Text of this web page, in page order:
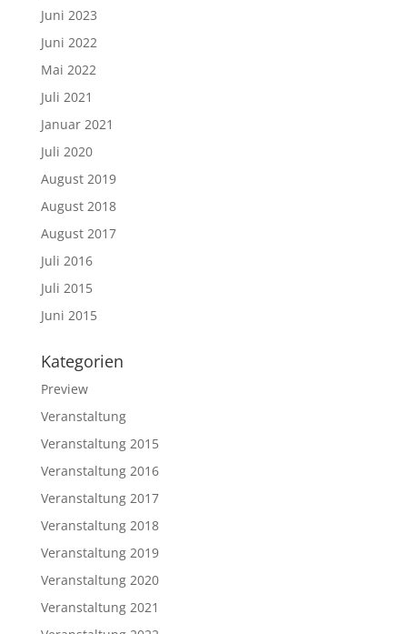
Juni 2023
Juni 2022
Mai 2022
Juli 2021
Januar 2021
Juli 2020
August 2019
August 2018
August 2017
Juli 2016
Juli 2015
Juni 2015
Kategorien
Preview
Veranstaltung
Veranstaltung 2015
Veranstaltung 2016
Veranstaltung 2017
Veranstaltung 2018
Veranstaltung 2019
Veranstaltung 2020
Veranstaltung 2021